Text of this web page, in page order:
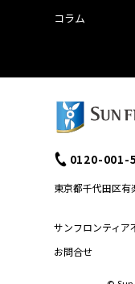
コラム
サンフロンティア
お問合せ
0120-001-
東京都千代田区